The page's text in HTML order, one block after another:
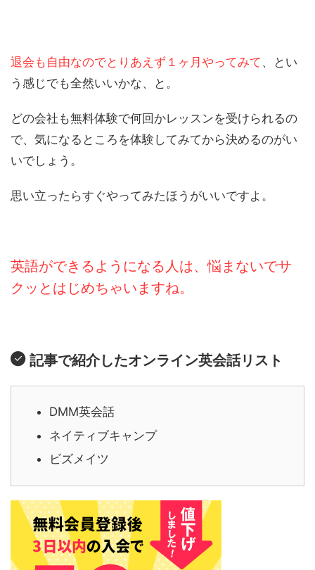
退会も自由なのでとりあえず１ヶ月やってみて 、とい
う感じでも全然いいかな、と。
どの会社も無料体験で何回かレッスンを受けられるの
で、気になるところを体験してみてから決めるのがい
いでしょう。
思い立ったらすぐやってみたほうがいいですよ。
英語ができるようになる人は、悩まないでサ
クッとはじめちゃいますね。
記事で紹介したオンライン英会話リスト
DMM英会話
ネイティブキャンプ
ビズメイツ